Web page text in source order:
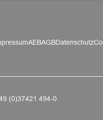
AEBAGBDatenschutz
(0)37421 494-0